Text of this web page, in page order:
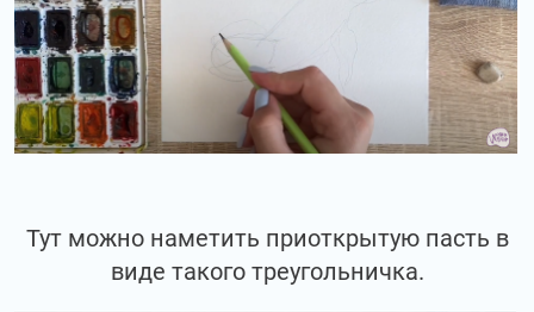
Тут можно наметить приоткрытую пасть в
виде такого треугольничка.